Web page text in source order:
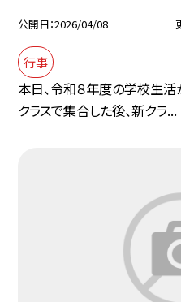
公開日 2026/04/08
行事
本日、令和８年度の学校生活
クラスで集合した後、新クラ...